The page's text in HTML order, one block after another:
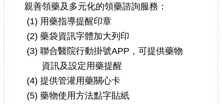
親善領藥及多元化的領藥諮詢服務：
(1) 用藥指導提醒印章
(2) 藥袋資訊字體加大列印
(3) 聯合醫院行動掛號APP，可提供藥物
資訊及設定用藥提醒
(4) 提供管灌用藥關心卡
(5) 藥物使用方法點字貼紙